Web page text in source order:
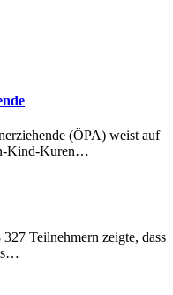
(ÖPA) weist auf
Kind-Kuren…
Teilnehmern zeigte, dass